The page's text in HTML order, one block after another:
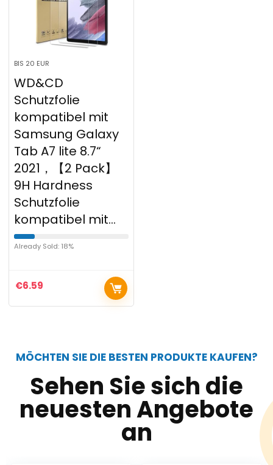
BIS 20 EUR
WD&CD
Schutzfolie
kompatibel mit
Samsung Galaxy
Tab A7 lite 8.7“
2021，【2 Pack】
9H Hardness
Schutzfolie
kompatibel mit…
Already Sold: 18%
€6.59
MÖCHTEN SIE DIE BESTEN PRODUKTE KAUFEN?
Sehen Sie sich die
neuesten Angebote
an